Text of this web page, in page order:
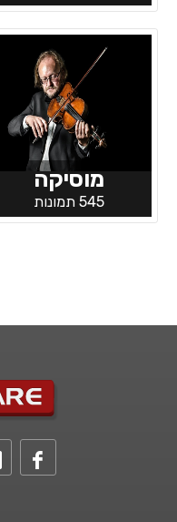
מוסיקה
545 תמונות